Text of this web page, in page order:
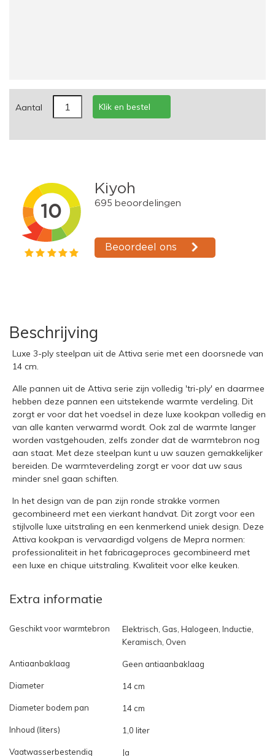
Aantal Klik en bestel
Beschrijving
Luxe 3-ply steelpan uit de Attiva serie met een doorsnede van
14 cm.
Alle pannen uit de Attiva serie zijn volledig 'tri-ply' en daarmee
hebben deze pannen een uitstekende warmte verdeling. Dit
zorgt er voor dat het voedsel in deze luxe kookpan volledig en
van alle kanten verwarmd wordt. Ook zal de warmte langer
worden vastgehouden, zelfs zonder dat de warmtebron nog
aan staat. Met deze steelpan kunt u uw sauzen gemakkelijker
bereiden. De warmteverdeling zorgt er voor dat uw saus
minder snel gaan schiften.
In het design van de pan zijn ronde strakke vormen
gecombineerd met een vierkant handvat. Dit zorgt voor een
stijlvolle luxe uitstraling en een kenmerkend uniek design. Deze
Attiva kookpan is vervaardigd volgens de Mepra normen:
professionaliteit in het fabricageproces gecombineerd met
een luxe en chique uitstraling. Kwaliteit voor elke keuken.
Extra informatie
Geschikt voor warmtebron
Elektrisch, Gas, Halogeen, Inductie,
Keramisch, Oven
Antiaanbaklaag Geen antiaanbaklaag
Diameter 14 cm
Diameter bodem pan 14 cm
Inhoud (liters) 1,0 liter
Vaatwasserbestendig Ja